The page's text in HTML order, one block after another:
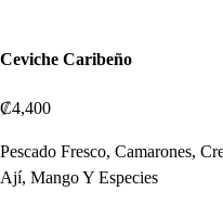
Ceviche Caribeño
₡4,400
Pescado Fresco, Camarones,
Ají, Mango Y Especies